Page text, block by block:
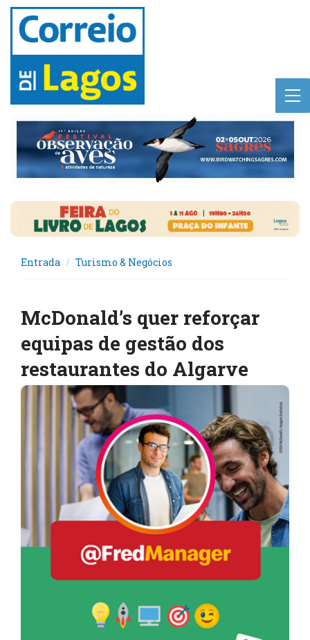
Entrada Turismo & Negócios
McDonald’s quer reforçar
equipas de gestão dos
restaurantes do Algarve